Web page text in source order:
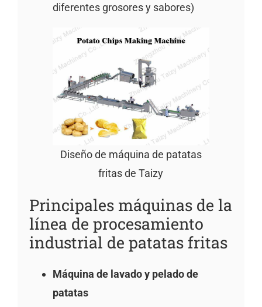
diferentes grosores y sabores)
Diseño de máquina de patatas
fritas de Taizy
Principales máquinas de la
línea de procesamiento
industrial de patatas fritas
Máquina de lavado y pelado de
patatas